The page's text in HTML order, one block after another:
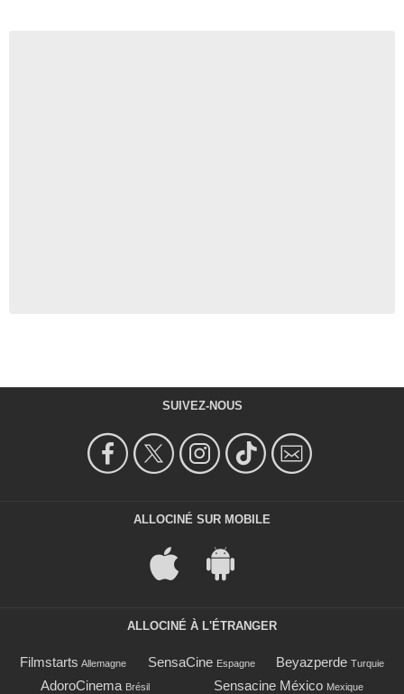
SUIVEZ-NOUS
ALLOCINÉ SUR MOBILE
ALLOCINÉ À L'ÉTRANGER
Filmstarts Allemagne SensaCine Espagne Beyazperde Turquie
AdoroCinema Brésil Sensacine México Mexique